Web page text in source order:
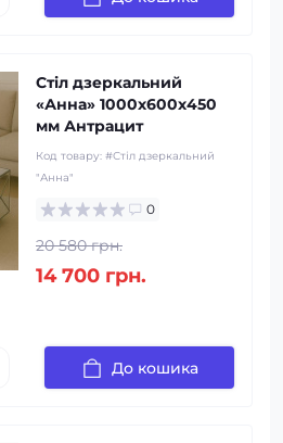
Стіл дзеркальний
«Анна» 1000х600х450
мм Антрацит
Код товару: #Стіл дзеркальний
"Анна"
0
20 580 грн.
14 700 грн.
До кошика